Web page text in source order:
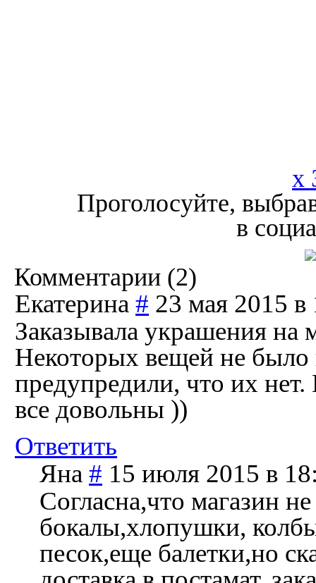
x
Проголосуйте,
в
Комментарии (2)
Екатерина # 23 мая 2015 в
Заказывала украшения
Некоторых вещей не было
предупредили, что их
все довольны ))
Ответить
Яна # 15 июля 2015 в
Согласна,что магазин
бокалы,хлопушки,
песок,еще балетки,но